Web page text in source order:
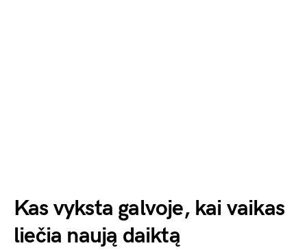
Kas vyksta galvoje, kai vaikas
liečia naują daiktą